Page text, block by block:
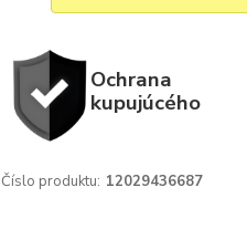
Ochrana
kupujúcého
Číslo produktu: 12029436687